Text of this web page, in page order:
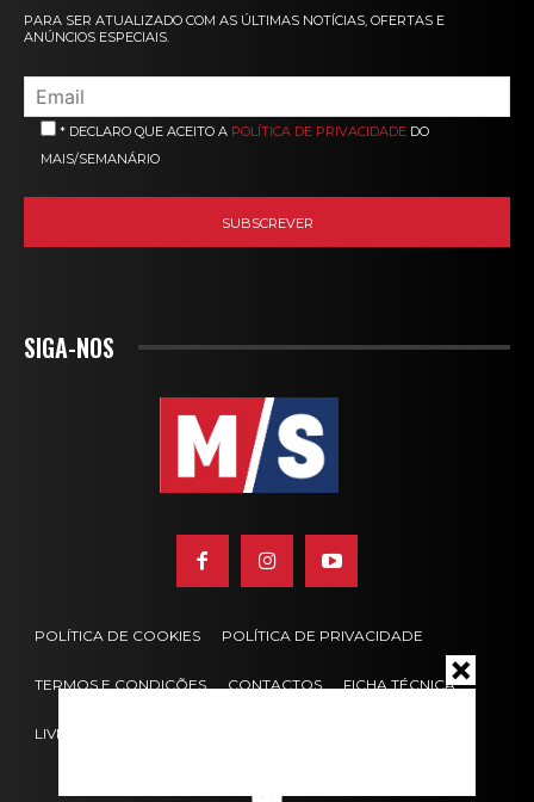
PARA SER ATUALIZADO COM AS ÚLTIMAS NOTÍCIAS, OFERTAS E
ANÚNCIOS ESPECIAIS.
* DECLARO QUE ACEITO A POLÍTICA DE PRIVACIDADE DO
MAIS/SEMANÁRIO
SIGA-NOS
POLÍTICA DE COOKIES POLÍTICA DE PRIVACIDADE
TERMOS E CONDIÇÕES CONTACTOS FICHA TÉCNICA
LIVRO DE RECLAMAÇÕES